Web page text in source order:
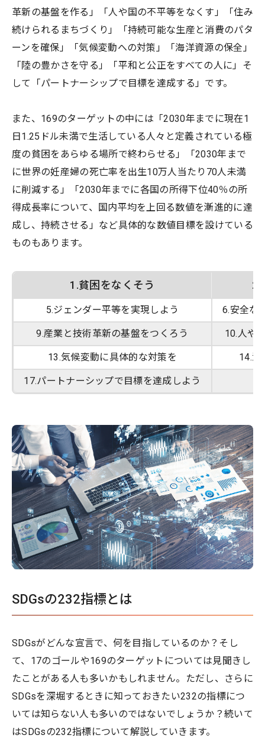
革新の基盤を作る」「人や国の不平等をなくす」「住み
続けられるまちづくり」「持続可能な生産と消費のパタ
ーンを確保」「気候変動への対策」「海洋資源の保全」
「陸の豊かさを守る」「平和と公正をすべての人に」そ
して「パートナーシップで目標を達成する」です。
また、169のターゲットの中には「2030年までに現在1
日1.25ドル未満で生活している人々と定義されている極
度の貧困をあらゆる場所で終わらせる」「2030年まで
に世界の妊産婦の死亡率を出生10万人当たり70人未満
に削減する」「2030年までに各国の所得下位40％の所
得成長率について、国内平均を上回る数値を漸進的に達
成し、持続させる」など具体的な数値目標を設けている
ものもあります。
1.貧困をなくそう 2.
5.ジェンダー平等を実現しよう 6.安全な
9.産業と技術革新の基盤をつくろう 10.人や
13.気候変動に具体的な対策を 14.海
17.パートナーシップで目標を達成しよう
SDGsの232指標とは
SDGsがどんな宣言で、何を目指しているのか？そし
て、17のゴールや169のターゲットについては見聞きし
たことがある人も多いかもしれません。ただし、さらに
SDGsを深堀するときに知っておきたい232の指標につ
いては知らない人も多いのではないでしょうか？続いて
はSDGsの232指標について解説していきます。